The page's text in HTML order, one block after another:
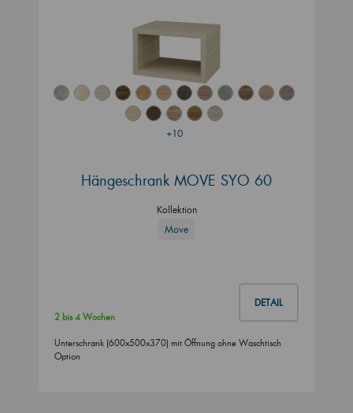
+10
Hängeschrank MOVE SYO 60
Kollektion
Move
DETAIL
2 bis 4 Wochen
Unterschrank (600x500x370) mit Öffnung ohne Waschtisch
Option